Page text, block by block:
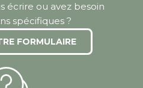
écrire ou avez besoin
spécifiques ?
FORMULAIRE